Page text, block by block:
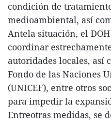
condición de
medioambiental, así
Antela situación, el
coordinar
autoridades locales, así
Fondo de las Naciones
(UNICEF), entre otros
para impedir la
Entreotras medidas, se